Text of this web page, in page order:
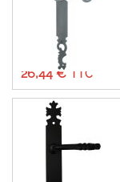
À partir de
26,44 €
22,03 €